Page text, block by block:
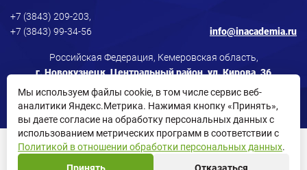
+7 (3843) 209-203,
+7 (3843) 99-34-56
info@inacademia.ru
Российская Федерация, Кемеровская область,
г. Новокузнецк, Центральный район, ул. Кирова, 36
Политика в отношении обработки персональных данных
Мы используем файлы cookie, в том числе сервис веб-
аналитики Яндекс.Метрика. Нажимая кнопку «Принять»,
вы даете согласие на обработку персональных данных с
использованием метрических программ в соответствии с
Политикой в отношении обработки персональных данных.